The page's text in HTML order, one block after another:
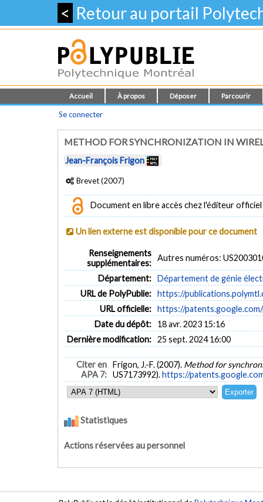
< Retour au portail
Accueil À propos Déposer Parcourir
Se connecter
METHOD FOR SYNCHRONIZATION IN
Jean-François Frigon
Brevet (2007)
Document en libre accès chez l'éditeur officiel
Un lien externe est disponible pour ce document
Renseignements
supplémentaires:
Autres numéros:
Département: Département de génie
URL de PolyPublie: https://
URL officielle: https://
Date du dépôt:
18 avr. 2023 15:16
Dernière modification: 25 sept. 2024 16:00
Citer en
APA 7:
Frigon, J.-F. (2007). Method for
US7173992).https://
Statistiques
Actions réservées au personnel